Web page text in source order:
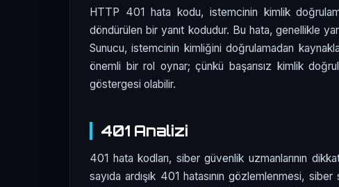
HTTP 401 hata kodu, istemcinin kimlik
döndürülen bir yanıt kodudur. Bu hata, genellikle
Sunucu, istemcinin kimliğini doğrulamadan
önemli bir rol oynar; çünkü başarısız kimlik
göstergesi olabilir.
401 Analizi
401 hata kodları, siber güvenlik uzmanlarının
sayıda ardışık 401 hatasının gözlemlenmesi,